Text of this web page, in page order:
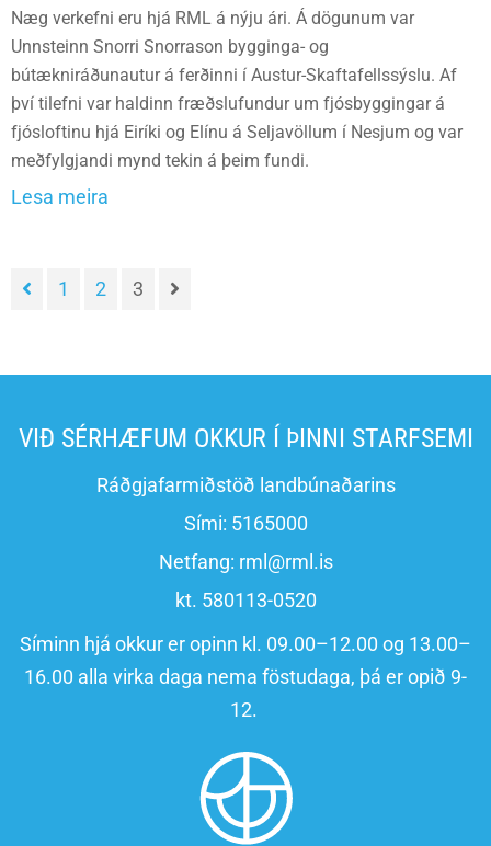
Næg verkefni eru hjá RML á nýju ári. Á dögunum var
Unnsteinn Snorri Snorrason bygginga- og
bútækniráðunautur á ferðinni í Austur-Skaftafellssýslu. Af
því tilefni var haldinn fræðslufundur um fjósbyggingar á
fjósloftinu hjá Eiríki og Elínu á Seljavöllum í Nesjum og var
meðfylgjandi mynd tekin á þeim fundi.
Lesa meira
1 2 3
VIÐ SÉRHÆFUM OKKUR Í ÞINNI STARFSEMI
Ráðgjafarmiðstöð landbúnaðarins
Sími: 5165000
Netfang: rml@rml.is
kt. 580113-0520
Síminn hjá okkur er opinn kl. 09.00–12.00 og 13.00–
16.00 alla virka daga nema föstudaga, þá er opið 9-
12.